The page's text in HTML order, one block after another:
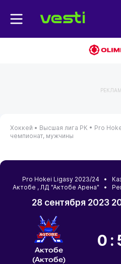
Хоккей • Высшая лига РК • Pro
чемпионат, мужчины
Pro Hokei Ligasy 2023/24 •
Актобе , ЛД "Актобе Арена" •
28 сентября 2023
Актобе
(Актобе)